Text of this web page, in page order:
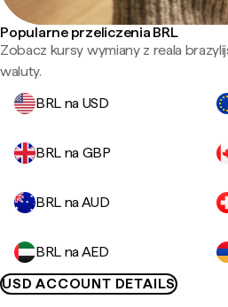
Popularne przeliczenia BRL
Zobacz kursy wymiany z reala
waluty.
BRL na USD
BRL na GBP
BRL na AUD
BRL na AED
USD ACCOUNT DETAILS